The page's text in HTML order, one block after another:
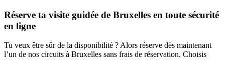
Réserve ta visite guidée de Bruxelles en toute sécurité
en ligne
Tu veux être sûr de la disponibilité ? Alors réserve dès maintenant
l’un de nos circuits à Bruxelles sans frais de réservation. Choisis